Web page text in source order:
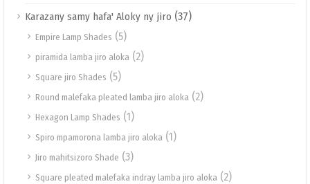
Karazany samy hafa' Aloky ny jiro (37)
Empire Lamp Shades (5)
piramida lamba jiro aloka (2)
Square jiro Shades (5)
Round malefaka pleated lamba jiro aloka (2)
Hexagon Lamp Shades (1)
Spiro mpamorona lamba jiro aloka (1)
Jiro mahitsizoro Shade (3)
Square pleated malefaka indray lamba jiro aloka (2)